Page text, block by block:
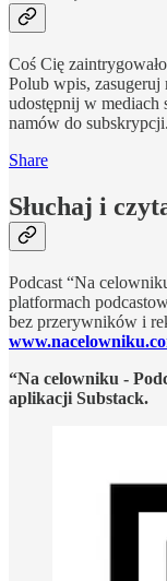
Coś Cię
Polub wpis, zasugeruj
udostępnij w mediach
namów do subskrypcji.
Share
Słuchaj i
Podcast “Na
platformach
bez przerywników i
“Na celowniku -
aplikacji Substack.